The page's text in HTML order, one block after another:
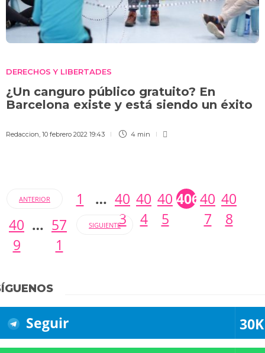
DERECHOS Y LIBERTADES
¿Un canguro público gratuito? En
Barcelona existe y está siendo un éxito
Redaccion 10 febrero 2022 19:43 4 min
ANTERIOR 1 … 40
3
40
4
40
5
40640
7
40
8
40
9
… 57
1
SIGUIENTE
Seguir 30K